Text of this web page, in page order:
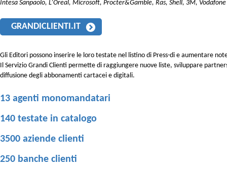
Intesa Sanpaolo, L’Oreal, Microsoft, Procter&Gamble, Ras, Shell, 3M, Vodafone
GRANDICLIENTI.IT
Gli Editori possono inserire le loro testate nel listino di Press-di e aumentare
Il Servizio Grandi Clienti permette di raggiungere nuove liste, sviluppare
diffusione degli abbonamenti cartacei e digitali.
13 agenti monomandatari
140 testate in catalogo
3500 aziende clienti
250 banche clienti